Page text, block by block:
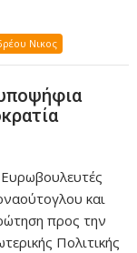
Νικος
και
προς την
Πολιτικής